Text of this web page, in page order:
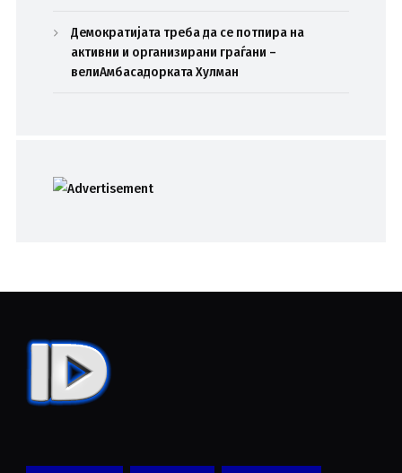
Демократијата треба да се потпира на
активни и организирани граѓани –
велиАмбасадорката Хулман